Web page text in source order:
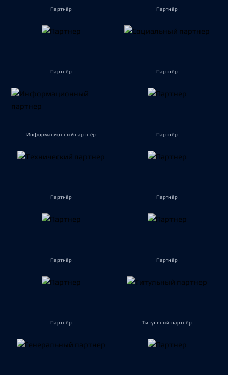
Партнёр Партнёр
Партнёр Партнёр
Информационный партнёр Партнёр
Партнёр Партнёр
Партнёр Партнёр
Партнёр Титульный партнёр